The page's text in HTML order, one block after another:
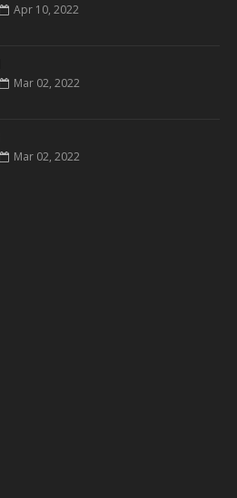
Apr 10, 2022
Mar 02, 2022
Mar 02, 2022